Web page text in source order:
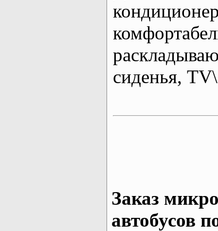
сиденья,
Заказ
автобусов